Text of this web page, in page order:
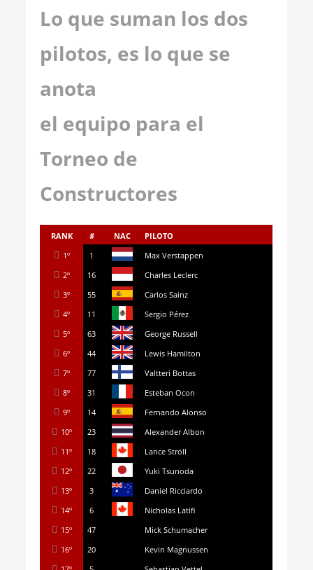
Lo que suman los dos
pilotos, es lo que se
anota
el equipo para el
Torneo de
Constructores
RANK # NAC
PILOTO
1º
1
Max Verstappen
2º
16
Charles Leclerc
3º
55
Carlos Sainz
4º
11
Sergio Pérez
5º
63
George Russell
6º
44
Lewis Hamilton
7º
77
Valtteri Bottas
8º
31
Esteban Ocon
9º
14
Fernando Alonso
10º
23
Alexander Albon
11º
18
Lance Stroll
12º
22
Yuki Tsunoda
13º
3
Daniel Ricciardo
14º
6
Nicholas Latifi
15º
47
Mick Schumacher
16º
20
Kevin Magnussen